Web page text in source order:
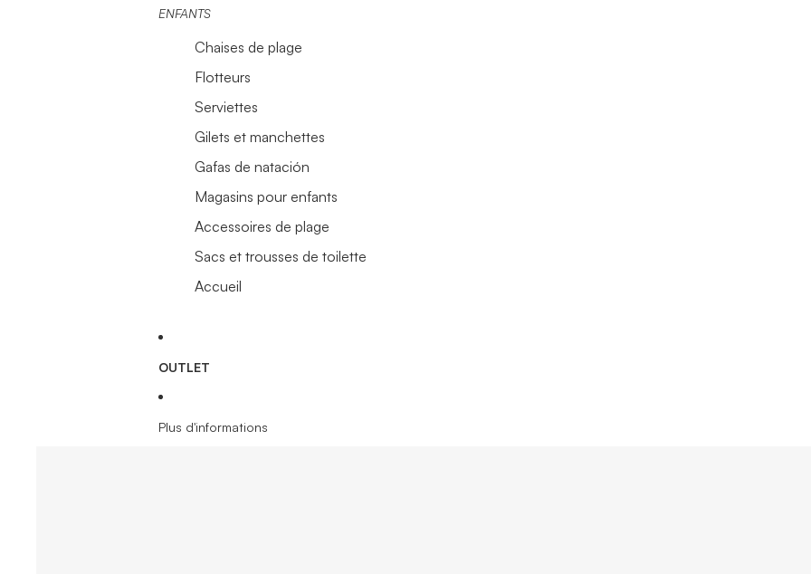
ENFANTS
Chaises de plage
Flotteurs
Serviettes
Gilets et manchettes
Gafas de natación
Magasins pour enfants
Accessoires de plage
Sacs et trousses de toilette
Accueil
OUTLET
Plus d'informations